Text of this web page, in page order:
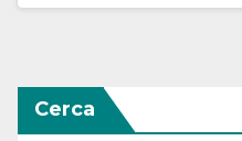
Cerca